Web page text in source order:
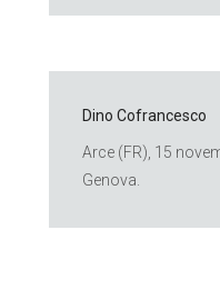
Dino Cofrancesco
Arce (FR), 15
Genova.